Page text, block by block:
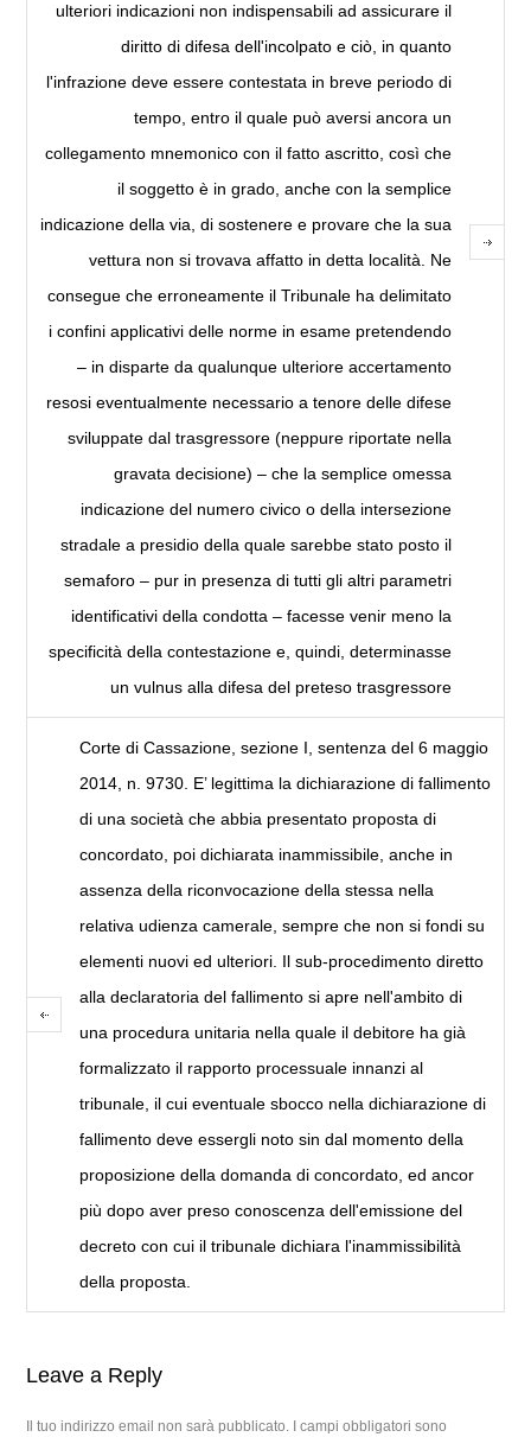
ulteriori indicazioni non indispensabili ad assicurare il
diritto di difesa dell'incolpato e ciò, in quanto
l'infrazione deve essere contestata in breve periodo di
tempo, entro il quale può aversi ancora un
collegamento mnemonico con il fatto ascritto, così che
il soggetto è in grado, anche con la semplice
indicazione della via, di sostenere e provare che la sua
vettura non si trovava affatto in detta località. Ne
consegue che erroneamente il Tribunale ha delimitato
i confini applicativi delle norme in esame pretendendo
– in disparte da qualunque ulteriore accertamento
resosi eventualmente necessario a tenore delle difese
sviluppate dal trasgressore (neppure riportate nella
gravata decisione) – che la semplice omessa
indicazione del numero civico o della intersezione
stradale a presidio della quale sarebbe stato posto il
semaforo – pur in presenza di tutti gli altri parametri
identificativi della condotta – facesse venir meno la
specificità della contestazione e, quindi, determinasse
un vulnus alla difesa del preteso trasgressore
Corte di Cassazione, sezione I, sentenza del 6 maggio
2014, n. 9730. E’ legittima la dichiarazione di fallimento
di una società che abbia presentato proposta di
concordato, poi dichiarata inammissibile, anche in
assenza della riconvocazione della stessa nella
relativa udienza camerale, sempre che non si fondi su
elementi nuovi ed ulteriori. Il sub-procedimento diretto
alla declaratoria del fallimento si apre nell'ambito di
una procedura unitaria nella quale il debitore ha già
formalizzato il rapporto processuale innanzi al
tribunale, il cui eventuale sbocco nella dichiarazione di
fallimento deve essergli noto sin dal momento della
proposizione della domanda di concordato, ed ancor
più dopo aver preso conoscenza dell'emissione del
decreto con cui il tribunale dichiara l'inammissibilità
della proposta.
Leave a Reply
Il tuo indirizzo email non sarà pubblicato.
I campi obbligatori sono